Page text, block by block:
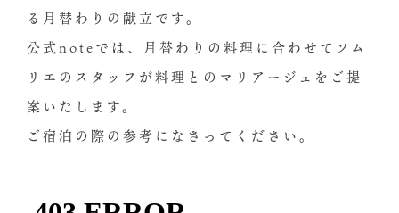
る月替わりの献立です。
公式noteでは、月替わりの料理に合わせてソム
リエのスタッフが料理とのマリアージュをご提
案いたします。
ご宿泊の際の参考になさってください。